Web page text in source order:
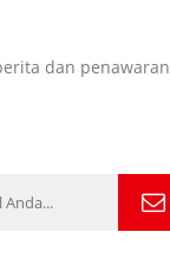
dan penawaran